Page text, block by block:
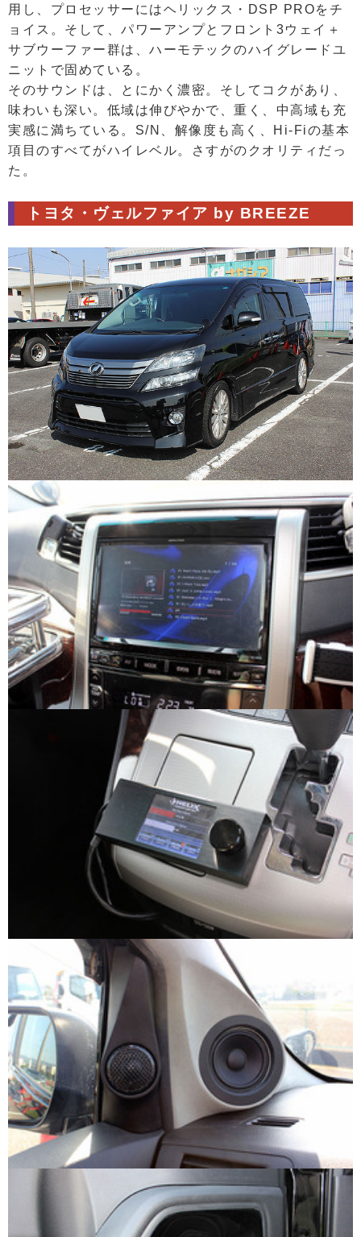
用し、プロセッサーにはヘリックス・DSP PROをチ
ョイス。そして、パワーアンプとフロント3ウェイ＋
サブウーファー群は、ハーモテックのハイグレードユ
ニットで固めている。
そのサウンドは、とにかく濃密。そしてコクがあり、
味わいも深い。低域は伸びやかで、重く、中高域も充
実感に満ちている。S/N、解像度も高く、Hi-Fiの基本
項目のすべてがハイレベル。さすがのクオリティだっ
た。
トヨタ・ヴェルファイア by BREEZE